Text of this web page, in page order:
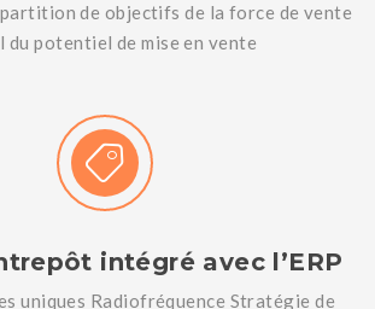
de objectifs de la force de vente
du potentiel de mise en vente
intégré avec l’ERP
uniques Radiofréquence Stratégie de